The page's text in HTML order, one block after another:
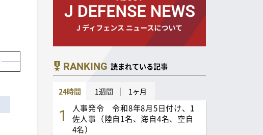
RANKING 読まれている記事
24時間 1週間 1ヶ月
人事発令 令和8年8月5日付け、1
佐人事（陸自1名、海自4名、空自
4名）